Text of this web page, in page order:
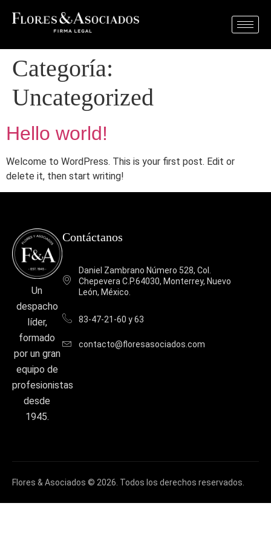
Categoría:
Uncategorized
Hello world!
Welcome to WordPress. This is your first post. Edit or
delete it, then start writing!
Un
despacho
líder,
formado
por un gran
equipo de
profesionistas
desde
1945.
Contáctanos
Daniel Zambrano Número 528, Col.
Chepevera C.P.64030, Monterrey, Nuevo
León, México.
83-47-21-60 y 63
contacto@floresasociados.com
Flores & Asociados © 2026. Todos los derechos reservados.